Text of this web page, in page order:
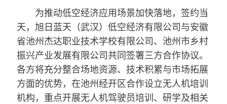
为推动低空经济应用场景加快落地，签约当
天，旭日蓝天（武汉）低空经济有限公司与安徽
省池州杰达职业技术学校有限公司、池州市乡村
振兴产业发展有限公司共同签署三方合作协议。
各方将充分整合场地资源、技术积累与市场拓展
方面的优势，在池州经开区合作设立无人机培训
机构，重点开展无人机驾驶员培训、研学及相关